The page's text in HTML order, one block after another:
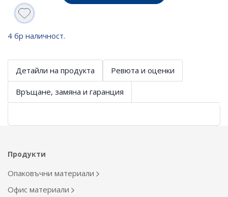
4 бр наличност.
Детайли на продукта Ревюта и оценки
Връщане, замяна и гаранция
Продукти
Опаковъчни материали
Офис материали